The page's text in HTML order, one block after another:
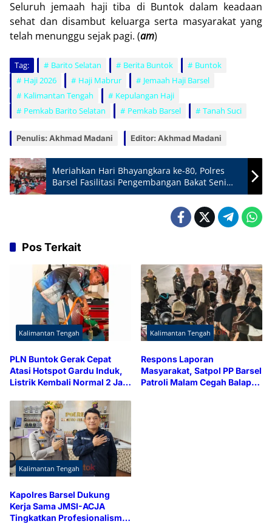
Seluruh jemaah haji tiba di Buntok dalam keadaan
sehat dan disambut keluarga serta masyarakat yang
telah menunggu sejak pagi. (am)
Tag: Barito Selatan Berita Buntok
Buntok
Haji 2026
Haji Mabrur
Jemaah Haji Barsel
Kalimantan Tengah
Kepulangan Haji
Pemkab Barito Selatan
Pemkab Barsel Tanah Suci
Penulis: Akhmad Madani Editor: Akhmad Madani
Meriahkan Hari Bhayangkara ke-80, Polres
Barsel Fasilitasi Pengembangan Bakat Seni
Melalui Lomba Melukis
Pos Terkait
Kalimantan Tengah
PLN Buntok Gerak Cepat
Atasi Hotspot Gardu Induk,
Listrik Kembali Normal 2 Jam
Kalimantan Tengah
Respons Laporan
Masyarakat, Satpol PP Barsel
Patroli Malam Cegah Balap
Kalimantan Tengah
Kapolres Barsel Dukung
Kerja Sama JMSI-ACJA
Tingkatkan Profesionalisme